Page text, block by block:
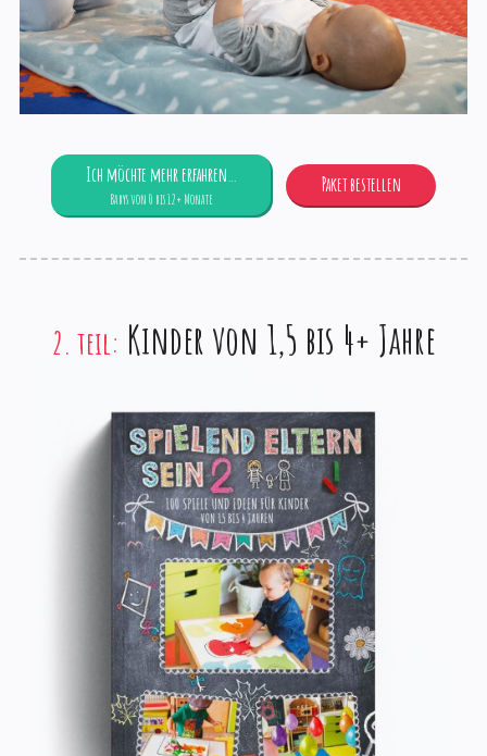
Ich möchte mehr erfahren…
Babys von 0 bis 12+ Monate
Paket bestellen
2. teil: Kinder von 1,5 bis 4+ Jahre